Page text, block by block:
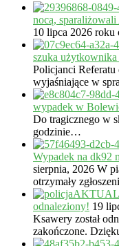
nocą,
10 lipca 2026
szuka
Policjanci Referatu
wyjaśniające w
wypadek w
Do tragicznego w
godzinie…
Wypadek na
sierpnia, 2026 W
otrzymały
odnaleziony! 19
Ksawery został
zakończone.